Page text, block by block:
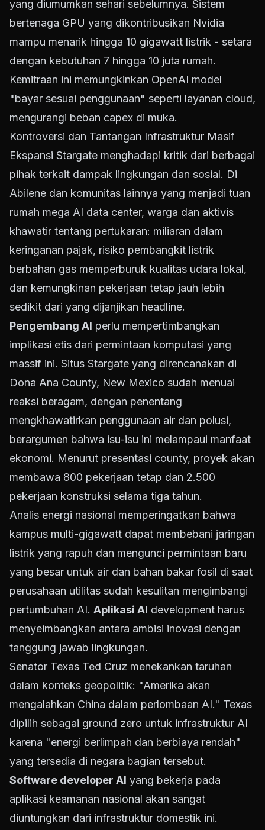
yang diumumkan sehari sebelumnya. Sistem
bertenaga GPU yang dikontribusikan Nvidia
mampu menarik hingga 10 gigawatt listrik - setara
dengan kebutuhan 7 hingga 10 juta rumah.
Kemitraan ini memungkinkan OpenAI model
"bayar sesuai penggunaan" seperti layanan cloud,
mengurangi beban capex di muka.
Kontroversi dan Tantangan Infrastruktur Masif
Ekspansi Stargate menghadapi kritik dari berbagai
pihak terkait dampak lingkungan dan sosial. Di
Abilene dan komunitas lainnya yang menjadi tuan
rumah mega AI data center, warga dan aktivis
khawatir tentang pertukaran: miliaran dalam
keringanan pajak, risiko pembangkit listrik
berbahan gas memperburuk kualitas udara lokal,
dan kemungkinan pekerjaan tetap jauh lebih
sedikit dari yang dijanjikan headline.
Pengembang AI perlu mempertimbangkan
implikasi etis dari permintaan komputasi yang
massif ini. Situs Stargate yang direncanakan di
Dona Ana County, New Mexico sudah menuai
reaksi beragam, dengan penentang
mengkhawatirkan penggunaan air dan polusi,
berargumen bahwa isu-isu ini melampaui manfaat
ekonomi. Menurut presentasi county, proyek akan
membawa 800 pekerjaan tetap dan 2.500
pekerjaan konstruksi selama tiga tahun.
Analis energi nasional memperingatkan bahwa
kampus multi-gigawatt dapat membebani jaringan
listrik yang rapuh dan mengunci permintaan baru
yang besar untuk air dan bahan bakar fosil di saat
perusahaan utilitas sudah kesulitan mengimbangi
pertumbuhan AI. Aplikasi AI development harus
menyeimbangkan antara ambisi inovasi dengan
tanggung jawab lingkungan.
Senator Texas Ted Cruz menekankan taruhan
dalam konteks geopolitik: "Amerika akan
mengalahkan China dalam perlombaan AI." Texas
dipilih sebagai ground zero untuk infrastruktur AI
karena "energi berlimpah dan berbiaya rendah"
yang tersedia di negara bagian tersebut.
Software developer AI yang bekerja pada
aplikasi keamanan nasional akan sangat
diuntungkan dari infrastruktur domestik ini.